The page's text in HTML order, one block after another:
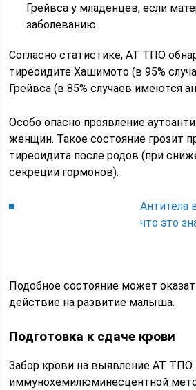
Грейвса у младенцев, если
заболеванию.
Согласно статистике, АТ ТПО
тиреоидите Хашимото (в 95%
Грейвса (в 85% случаев имеются
Особо опасно проявление
женщин. Такое состояние грозит
тиреоидита после родов (при
секреции гормонов).
Антитела
что это
Подобное состояние может
действие на развитие малыша.
Подготовка к сдаче крови
Забор крови на выявление АТ ТПО
иммунохемилюминесцентной